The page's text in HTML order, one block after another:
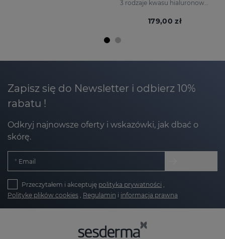
179,00 zł
Zapisz się do Newsletter i odbierz 10%
rabatu !
Odkryj najnowsze oferty i wskazówki, jak dbać o
skórę.
Email
Przeczytałem i akceptuję polityka prywatności
Politykę plików cookies
Regulamin i informacja prawna